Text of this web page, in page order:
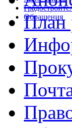
Обращения
План